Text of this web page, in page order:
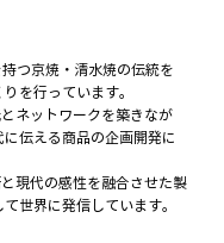
つ京焼・清水焼の伝統を
を行っています。
ネットワークを築きなが
伝える商品の企画開発に
現代の感性を融合させた製
世界に発信しています。